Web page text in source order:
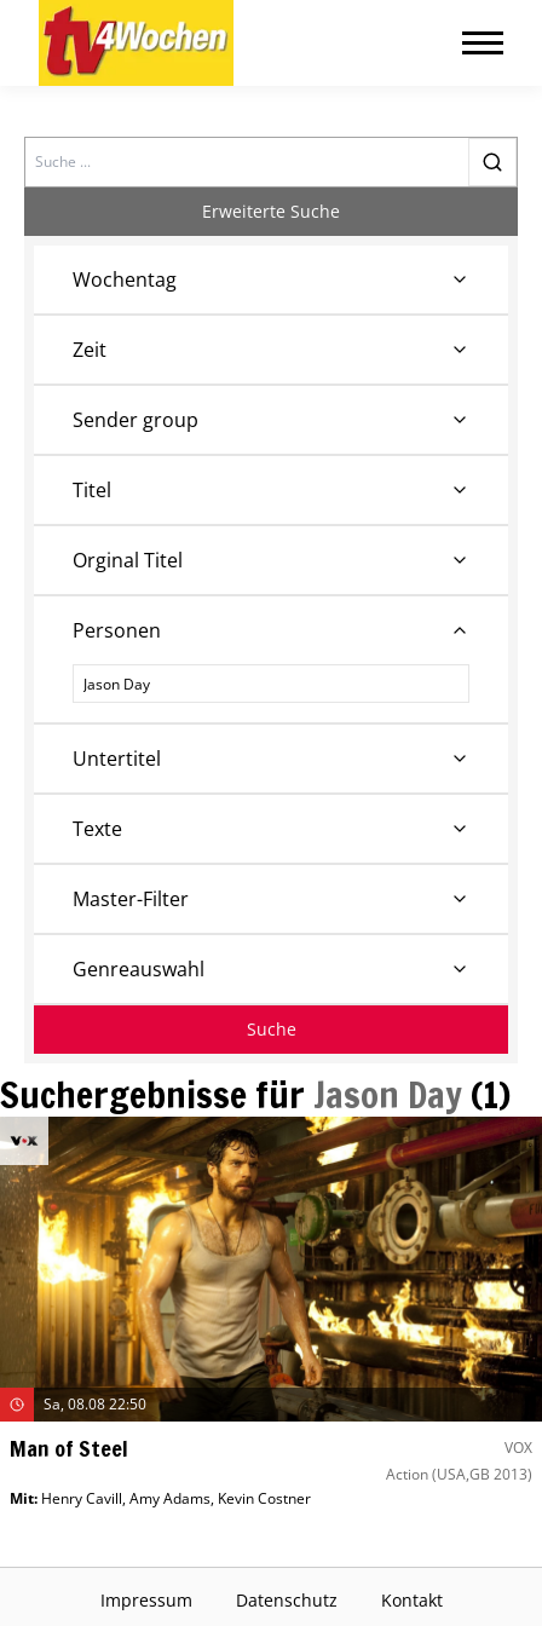
Search
Suchergebnisse für Jason Day(1)
Sa, 08.08 22:50
Man of Steel
VOX
Action(USA,GB 2013)
Mit: Henry Cavill,Amy Adams, Kevin Costner
Erweiterte Suche
Wochentag
Zeit
Sender group
Titel
Orginal Titel
Personen
Personen
Untertitel
Texte
Master-Filter
Genreauswahl
Suche
Impressum Datenschutz Kontakt